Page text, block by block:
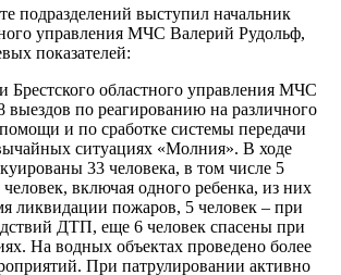
подразделений выступил начальник
управления МЧС Валерий Рудольф,
показателей:
Брестского областного управления МЧС
выездов по реагированию на различного
и по сработке системы передачи
ситуациях «Молния». В ходе
33 человека, в том числе 5
включая одного ребенка, из них
ликвидации пожаров, 5 человек – при
ДТП, еще 6 человек спасены при
На водных объектах проведено более
При патрулировании активно